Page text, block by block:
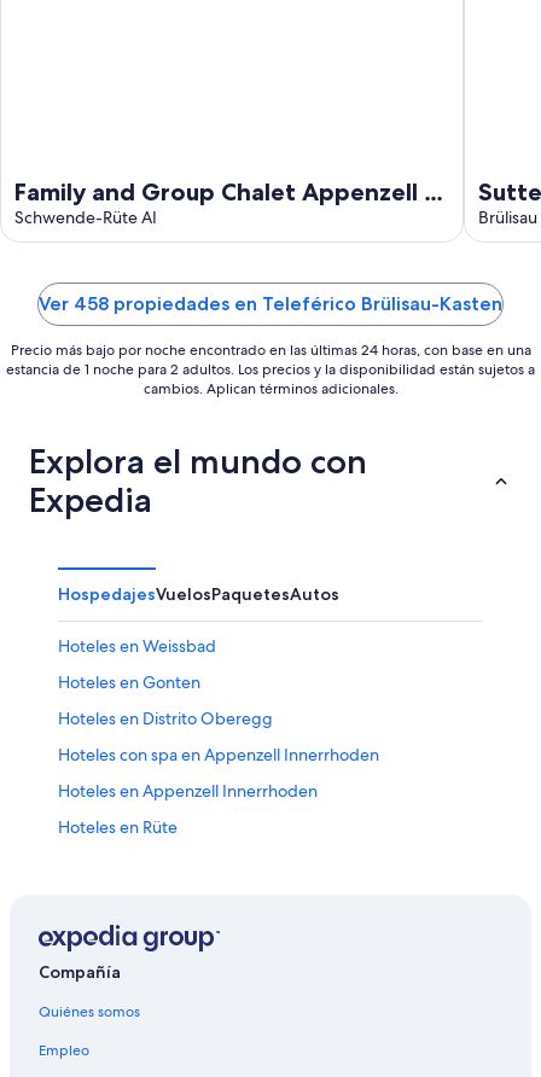
Family and Group Chalet Appenzell at
the Alpstein - Hotel Brülisau /
Weissbad
Schwende-Rüte AI Brülisau
Ver 458 propiedades en Teleférico Brülisau-Kasten
Precio más bajo por noche encontrado en las últimas 24 horas, con base en una
estancia de 1 noche para 2 adultos. Los precios y la disponibilidad están sujetos a
cambios. Aplican términos adicionales.
Explora el mundo con
Expedia
HospedajesVuelosPaquetesAutos
Hoteles en Weissbad
Hoteles en Gonten
Hoteles en Distrito Oberegg
Hoteles con spa en Appenzell Innerrhoden
Hoteles en Appenzell Innerrhoden
Hoteles en Rüte
Compañía
Quiénes somos
Empleo